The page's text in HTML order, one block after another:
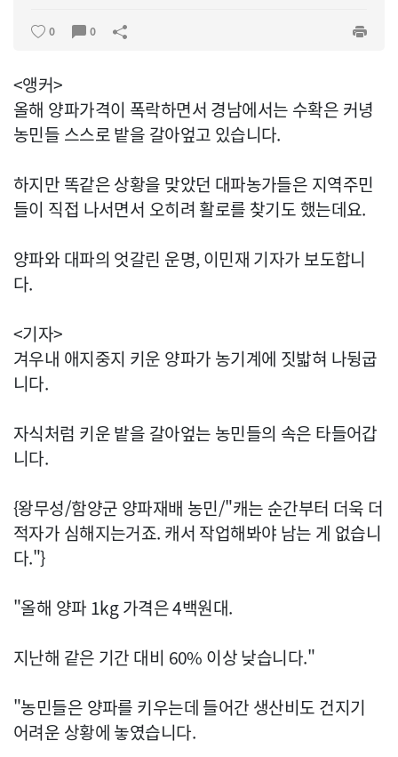
0 0
<앵커>
올해 양파가격이 폭락하면서 경남에서는 수확은 커녕
농민들 스스로 밭을 갈아엎고 있습니다.
하지만 똑같은 상황을 맞았던 대파농가들은 지역주민
들이 직접 나서면서 오히려 활로를 찾기도 했는데요.
양파와 대파의 엇갈린 운명, 이민재 기자가 보도합니
다.
<기자>
겨우내 애지중지 키운 양파가 농기계에 짓밟혀 나뒹굽
니다.
자식처럼 키운 밭을 갈아엎는 농민들의 속은 타들어갑
니다.
{왕무성/함양군 양파재배 농민/"캐는 순간부터 더욱 더
적자가 심해지는거죠. 캐서 작업해봐야 남는 게 없습니
다."}
"올해 양파 1kg 가격은 4백원대.
지난해 같은 기간 대비 60% 이상 낮습니다."
"농민들은 양파를 키우는데 들어간 생산비도 건지기
어려운 상황에 놓였습니다.